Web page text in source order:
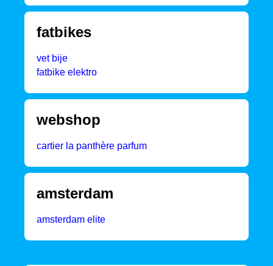
fatbikes
vet bije
fatbike elektro
webshop
cartier la panthère parfum
amsterdam
amsterdam elite